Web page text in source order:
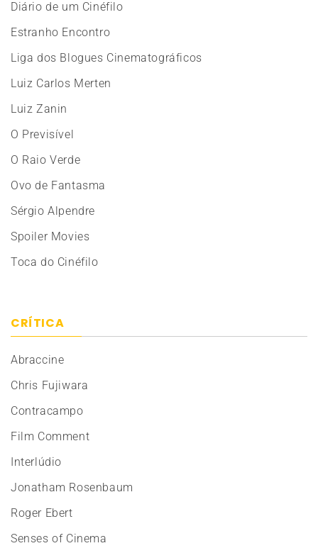
Diário de um Cinéfilo
Estranho Encontro
Liga dos Blogues Cinematográficos
Luiz Carlos Merten
Luiz Zanin
O Previsível
O Raio Verde
Ovo de Fantasma
Sérgio Alpendre
Spoiler Movies
Toca do Cinéfilo
CRÍTICA
Abraccine
Chris Fujiwara
Contracampo
Film Comment
Interlúdio
Jonatham Rosenbaum
Roger Ebert
Senses of Cinema